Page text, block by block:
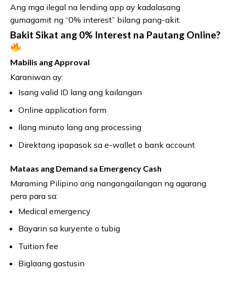
Ang mga ilegal na lending app ay kadalasang
gumagamit ng “0% interest” bilang pang-akit.
Bakit Sikat ang 0% Interest na Pautang Online?
Mabilis ang Approval
Karaniwan ay:
Isang valid ID lang ang kailangan
Online application form
Ilang minuto lang ang processing
Direktang ipapasok sa e-wallet o bank account
Mataas ang Demand sa Emergency Cash
Maraming Pilipino ang nangangailangan ng agarang
pera para sa:
Medical emergency
Bayarin sa kuryente o tubig
Tuition fee
Biglaang gastusin